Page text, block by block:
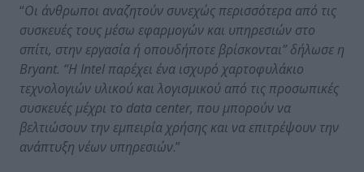
“Οι άνθρωποι αναζητούν συνεχώς περισσότερα από τις
συσκευές τους μέσω εφαρμογών και υπηρεσιών στο
σπίτι, στην εργασία ή οπουδήποτε βρίσκονται” δήλωσε η
Bryant. “Η Intel παρέχει ένα ισχυρό χαρτοφυλάκιο
τεχνολογιών υλικού και λογισμικού από τις προσωπικές
συσκευές μέχρι το data center, που μπορούν να
βελτιώσουν την εμπειρία χρήσης και να επιτρέψουν την
ανάπτυξη νέων υπηρεσιών.”